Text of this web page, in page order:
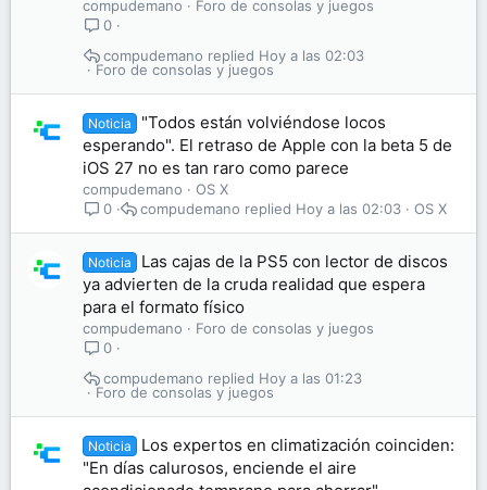
compudemano
Foro de consolas y juegos
0
Foro de consolas y juegos
Hoy a las 02:03
compudemano
Noticia
"Todos están volviéndose locos
esperando". El retraso de Apple con la beta 5 de
iOS 27 no es tan raro como parece
compudemano
OS X
0
OS X
Hoy a las 02:03
compudemano
Noticia
Las cajas de la PS5 con lector de discos
ya advierten de la cruda realidad que espera
para el formato físico
compudemano
Foro de consolas y juegos
0
Foro de consolas y juegos
Hoy a las 01:23
compudemano
Noticia
Los expertos en climatización coinciden:
"En días calurosos, enciende el aire